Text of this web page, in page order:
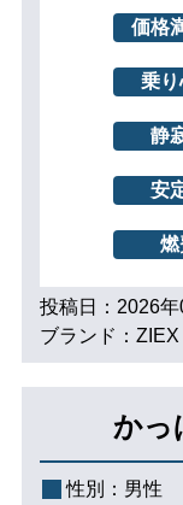
価格
乗
静
安
燃
投稿日：2026年
ブランド：
かっ
性別： 男性